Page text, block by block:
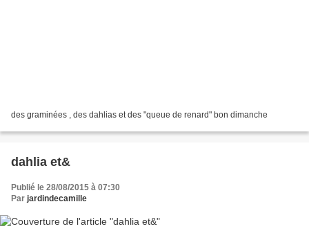
des graminées , des dahlias et des "queue de renard" bon dimanche
dahlia et&
Publié le 28/08/2015 à 07:30
Par jardindecamille